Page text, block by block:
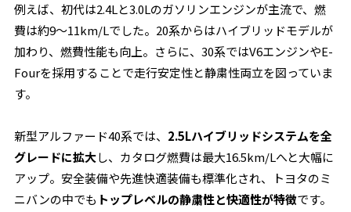
例えば、初代は2.4Lと3.0Lのガソリンエンジンが主流で、燃
費は約9〜11km/Lでした。20系からはハイブリッドモデルが
加わり、燃費性能も向上。さらに、30系ではV6エンジンやE-
Fourを採用することで走行安定性と静粛性両立を図っていま
す。
新型アルファード40系では、 2.5Lハイブリッドシステムを全
グレードに拡大し、カタログ燃費は最大16.5km/Lへと大幅に
アップ。安全装備や先進快適装備も標準化され、トヨタのミ
ニバンの中でも トップレベルの静粛性と快適性が特徴です。